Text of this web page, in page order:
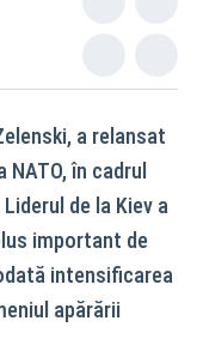
a relansat
NATO, în cadrul
de la Kiev a
important de
intensificarea
apărării